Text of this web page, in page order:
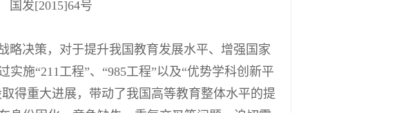
号
决策，对于提升我国教育发展水平、增强国家
施“211工程”、“985工程”以及“优势学科创新平
得重大进展，带动了我国高等教育整体水平的提